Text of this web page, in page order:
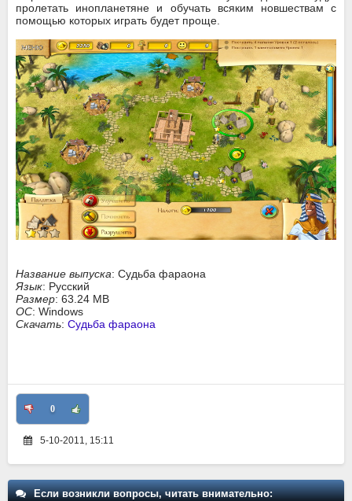
пролетать инопланетяне и обучать всяким новшествам с
помощью которых играть будет проще.
Название выпуска: Судьба фараона
Язык: Русский
Размер: 63.24 MB
ОС: Windows
Скачать: Судьба фараона
0
5-10-2011, 15:11
Если возникли вопросы, читать внимательно: